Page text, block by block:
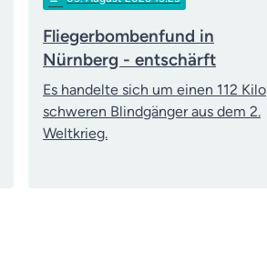
Fliegerbombenfund in
Nürnberg - entschärft
Es handelte sich um einen 112 Kilo
schweren Blindgänger aus dem 2.
Weltkrieg.